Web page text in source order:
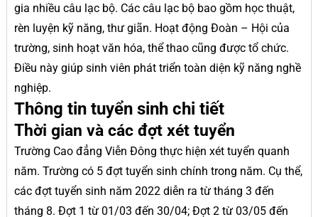
gia nhiều câu lạc bộ. Các câu lạc bộ bao gồm học thuật,
rèn luyện kỹ năng, thư giãn. Hoạt động Đoàn – Hội của
trường, sinh hoạt văn hóa, thể thao cũng được tổ chức.
Điều này giúp sinh viên phát triển toàn diện kỹ năng nghề
nghiệp.
Thông tin tuyển sinh chi tiết
Thời gian và các đợt xét tuyển
Trường Cao đẳng Viễn Đông thực hiện xét tuyển quanh
năm. Trường có 5 đợt tuyển sinh chính trong năm. Cụ thể,
các đợt tuyển sinh năm 2022 diễn ra từ tháng 3 đến
tháng 8. Đợt 1 từ 01/03 đến 30/04; Đợt 2 từ 03/05 đến